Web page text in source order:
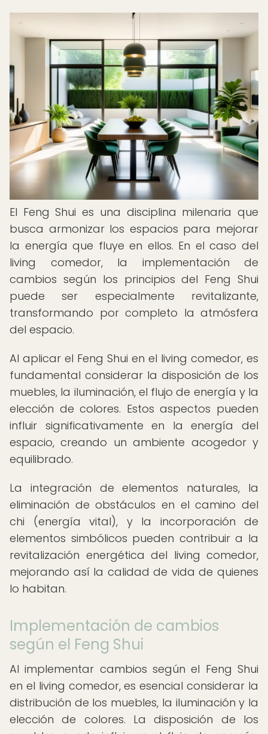
El Feng Shui es una disciplina milenaria que
busca armonizar los espacios para mejorar
la energía que fluye en ellos. En el caso del
living comedor, la implementación de
cambios según los principios del Feng Shui
puede ser especialmente revitalizante,
transformando por completo la atmósfera
del espacio.
Al aplicar el Feng Shui en el living comedor, es
fundamental considerar la disposición de los
muebles, la iluminación, el flujo de energía y la
elección de colores. Estos aspectos pueden
influir significativamente en la energía del
espacio, creando un ambiente acogedor y
equilibrado.
La integración de elementos naturales, la
eliminación de obstáculos en el camino del
chi (energía vital), y la incorporación de
elementos simbólicos pueden contribuir a la
revitalización energética del living comedor,
mejorando así la calidad de vida de quienes
lo habitan.
Implementación de cambios
según el Feng Shui
Al implementar cambios según el Feng Shui
en el living comedor, es esencial considerar la
distribución de los muebles, la iluminación y la
elección de colores. La disposición de los